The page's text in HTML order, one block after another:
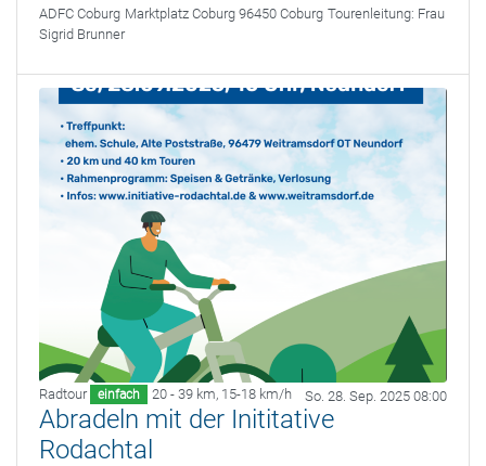
ADFC Coburg Marktplatz Coburg 96450 Coburg Tourenleitung: Frau
Sigrid Brunner
Radtour einfach 20 - 39 km, 15-18 km/h So. 28. Sep. 2025 08:00
Abradeln mit der Inititative
Rodachtal